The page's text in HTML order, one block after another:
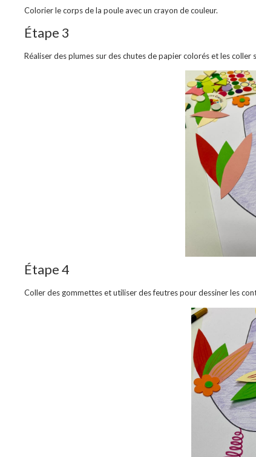
Colorier le corps de la poule avec un crayon de couleur.
Étape 3
Réaliser des plumes sur des chutes de papier colorés et les
Étape 4
Coller des gommettes et utiliser des feutres pour dessiner les